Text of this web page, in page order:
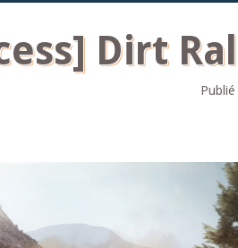
Dirt
Publié